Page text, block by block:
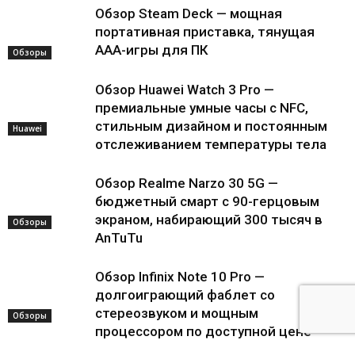
Обзоры
Обзор Steam Deck — мощная
портативная приставка, тянущая
AAA-игры для ПК
Huawei
Обзор Huawei Watch 3 Pro —
премиальные умные часы с NFC,
стильным дизайном и постоянным
отслеживанием температуры тела
Обзоры
Обзор Realme Narzo 30 5G —
бюджетный смарт с 90-герцовым
экраном, набирающий 300 тысяч в
AnTuTu
Обзоры
Обзор Infinix Note 10 Pro —
долгоиграющий фаблет со
стереозвуком и мощным
процессором по доступной цене